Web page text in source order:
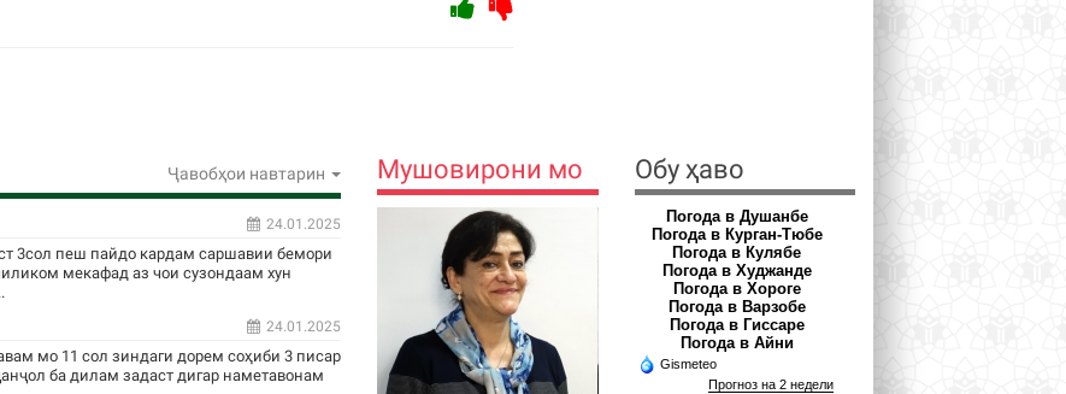
Ҷавобҳои навтарин
24.01.2025
3сол пеш пайдо кардам саршавии бемори
мекафад аз чои сузондаам хун
24.01.2025
мо 11 сол зиндаги дорем соҳиби 3 писар
ба дилам задаст дигар наметавонам
Мушовирони мо Обу ҳаво
Погода в Душанбе
Погода в Курган-Тюбе
Погода в Кулябе
Погода в Худжанде
Погода в Хороге
Погода в Варзобе
Погода в Гиссаре
Погода в Айни
Gismeteo
Прогноз на 2 недели